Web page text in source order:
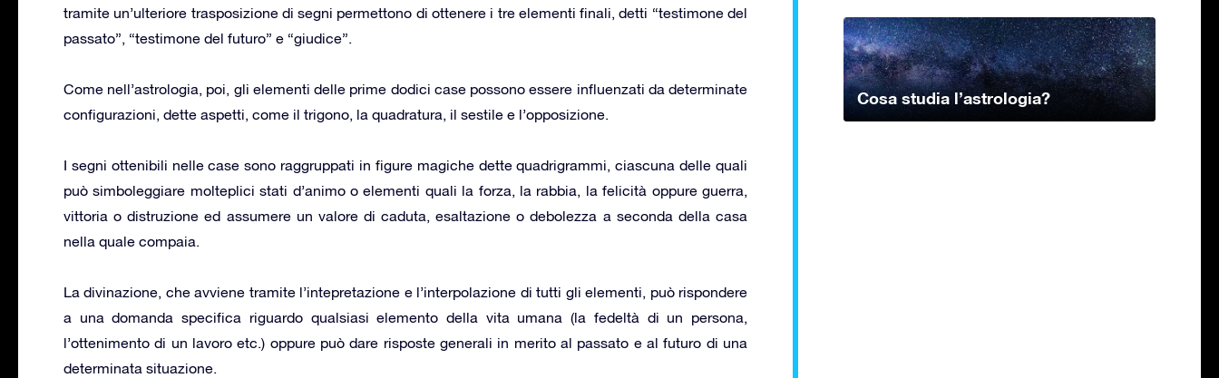
tramite un’ulteriore trasposizione di segni permettono di ottenere i tre elementi finali, detti “testimone del
passato”, “testimone del futuro” e “giudice”.
Come nell’astrologia, poi, gli elementi delle prime dodici case possono essere influenzati da determinate
configurazioni, dette aspetti, come il trigono, la quadratura, il sestile e l’opposizione.
I segni ottenibili nelle case sono raggruppati in figure magiche dette quadrigrammi, ciascuna delle quali
può simboleggiare molteplici stati d’animo o elementi quali la forza, la rabbia, la felicità oppure guerra,
vittoria o distruzione ed assumere un valore di caduta, esaltazione o debolezza a seconda della casa
nella quale compaia.
La divinazione, che avviene tramite l’intepretazione e l’interpolazione di tutti gli elementi, può rispondere
a una domanda specifica riguardo qualsiasi elemento della vita umana (la fedeltà di un persona,
l’ottenimento di un lavoro etc.) oppure può dare risposte generali in merito al passato e al futuro di una
determinata situazione.
Cosa studia l’astrologia?